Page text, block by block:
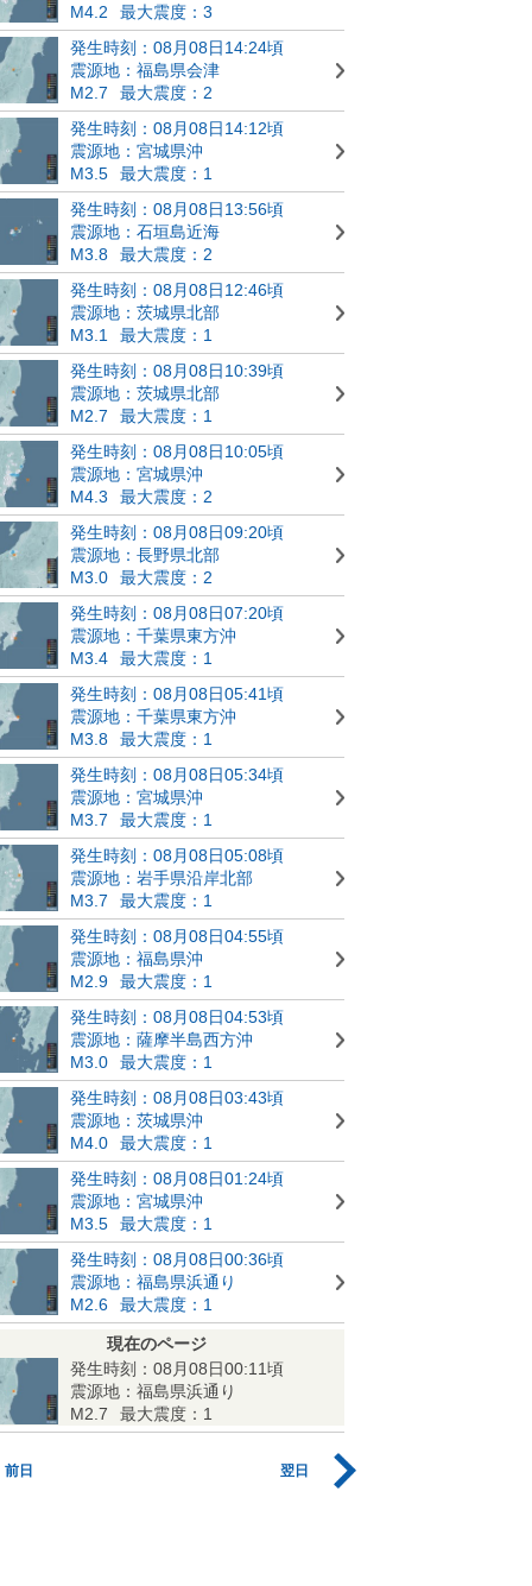
M4.2
最大震度：3
発生時刻：08月08日14:24頃
震源地：福島県会津
M2.7
最大震度：2
発生時刻：08月08日14:12頃
震源地：宮城県沖
M3.5
最大震度：1
発生時刻：08月08日13:56頃
震源地：石垣島近海
M3.8
最大震度：2
発生時刻：08月08日12:46頃
震源地：茨城県北部
M3.1
最大震度：1
発生時刻：08月08日10:39頃
震源地：茨城県北部
M2.7
最大震度：1
発生時刻：08月08日10:05頃
震源地：宮城県沖
M4.3
最大震度：2
発生時刻：08月08日09:20頃
震源地：長野県北部
M3.0
最大震度：2
発生時刻：08月08日07:20頃
震源地：千葉県東方沖
M3.4
最大震度：1
発生時刻：08月08日05:41頃
震源地：千葉県東方沖
M3.8
最大震度：1
発生時刻：08月08日05:34頃
震源地：宮城県沖
M3.7
最大震度：1
発生時刻：08月08日05:08頃
震源地：岩手県沿岸北部
M3.7
最大震度：1
発生時刻：08月08日04:55頃
震源地：福島県沖
M2.9
最大震度：1
発生時刻：08月08日04:53頃
震源地：薩摩半島西方沖
M3.0
最大震度：1
発生時刻：08月08日03:43頃
震源地：茨城県沖
M4.0
最大震度：1
発生時刻：08月08日01:24頃
震源地：宮城県沖
M3.5
最大震度：1
発生時刻：08月08日00:36頃
震源地：福島県浜通り
M2.6
最大震度：1
現在のページ
発生時刻：08月08日00:11頃
震源地：福島県浜通り
M2.7
最大震度：1
前日 翌日